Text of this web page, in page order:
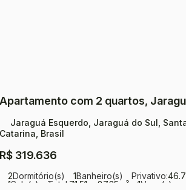
R$319.636
Jaraguá Esquerdo, Jaraguá do Sul,
Catarina, Brasil
2Dormitório(s) 1Banheiro(s) Privativo:46
1Sala(s) Total: 71 .51 ~ 87.35 m² 1Vaga(s)